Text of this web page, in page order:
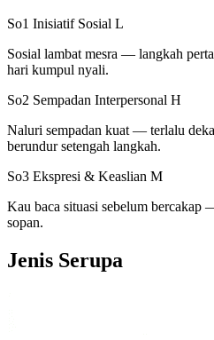
So1 Inisiatif Sosial L
Sosial lambat mesra — langkah
hari kumpul nyali.
So2 Sempadan Interpersonal H
Naluri sempadan kuat — terlalu
berundur setengah langkah.
So3 Ekspresi & Keaslian M
Kau baca situasi sebelum bercakap
sopan.
Jenis Serupa